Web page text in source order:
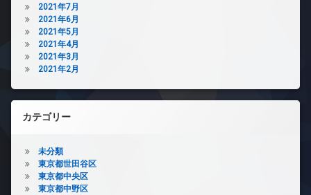
2021年7月
2021年6月
2021年5月
2021年4月
2021年3月
2021年2月
カテゴリー
未分類
東京都世田谷区
東京都中央区
東京都中野区